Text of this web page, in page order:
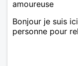
amoureuse
Bonjour je suis
personne pour